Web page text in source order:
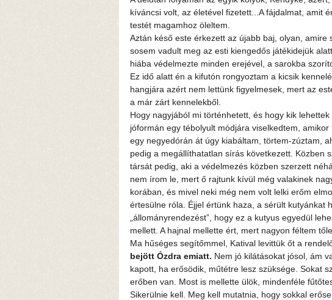
kíváncsi volt, az életével fizetett...A fájdalmat, amit
testét magamhoz öleltem.
Aztán késő este érkezett az újabb baj, olyan,
sosem vadult meg az esti kiengedős játékidejük
hiába védelmezte minden erejével, a sarokba
Ez idő alatt én a kifutón rongyoztam a kicsik
hangjára azért nem lettünk figyelmesek, mert az
a már zárt kennelekből.
Hogy nagyjából mi történhetett, és hogy kik
jóformán egy tébolyult módjára viselkedtem,
egy negyedórán át úgy kiabáltam, törtem-zúztam,
pedig a megállíthatatlan sírás következett. Közben
társát pedig, aki a védelmezés közben szerzett
nem írom le, mert ő rajtunk kívül még valakinek
korában, és mivel neki még nem volt lelki erőm
értesülne róla. Éjjel értünk haza, a sérült kutyánkat
„állományrendezést”, hogy ez a kutyus egyedül
mellett. A hajnal mellette ért, mert nagyon féltem
Ma hűséges segítőmmel, Katival levittük őt a
bejött Ózdra emiatt. Nem jó kilátásokat jósol, ám
kapott, ha erősödik, műtétre lesz szüksége. Sokat
erőben van. Most is mellette ülök, mindenféle
Sikerülnie kell. Meg kell mutatnia, hogy sokkal